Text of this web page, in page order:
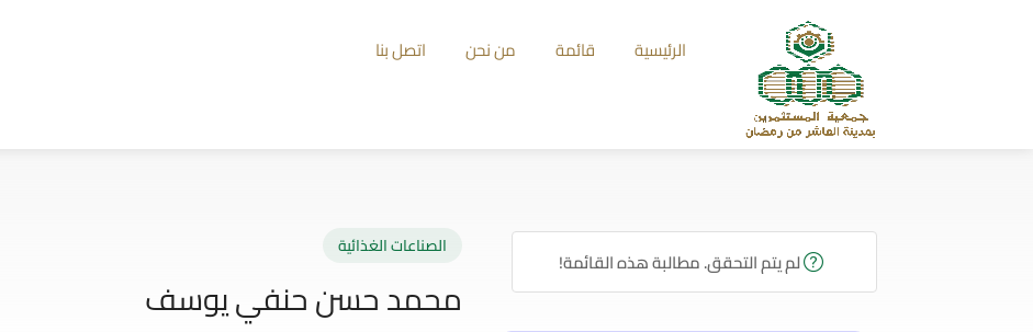
الرئيسية قائمة من نحن اتصل بنا
الصناعات الغذائية
محمد حسن حنفي يوسف
لم يتم التحقق. مطالبة هذه القائمة!